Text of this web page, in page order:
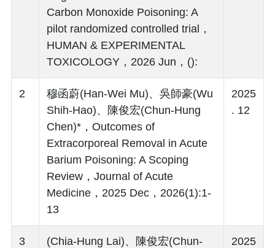
Carbon Monoxide Poisoning: A
pilot randomized controlled trial，
HUMAN & EXPERIMENTAL
TOXICOLOGY，2026 Jun，():
2
穆函蔚(Han-Wei Mu)、吳師豪(Wu
Shih-Hao)、陳俊宏(Chun-Hung
Chen)*，Outcomes of
Extracorporeal Removal in Acute
Barium Poisoning: A Scoping
Review，Journal of Acute
Medicine，2025 Dec，2026(1):1-
13
2025
. 12
3
(Chia-Hung Lai)、陳俊宏(Chun-
2025